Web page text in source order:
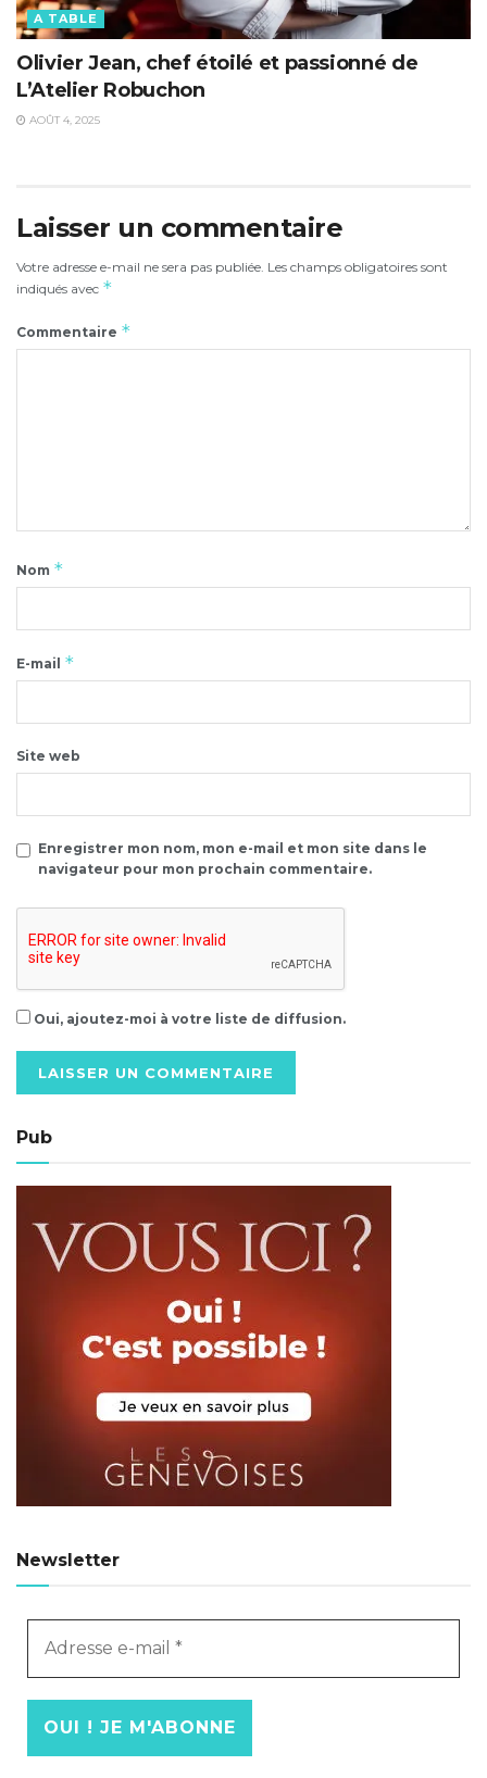
A TABLE
Olivier Jean, chef étoilé et passionné de
L’Atelier Robuchon
AOÛT 4, 2025
Laisser un commentaire
Votre adresse e-mail ne sera pas publiée. Les champs obligatoires sont
indiqués avec *
Commentaire *
Nom *
E-mail *
Site web
Enregistrer mon nom, mon e-mail et mon site dans le
navigateur pour mon prochain commentaire.
Oui, ajoutez-moi à votre liste de diffusion.
Alternative:
Pub
Newsletter